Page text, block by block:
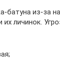
батуна из-за
личинок.